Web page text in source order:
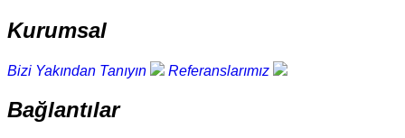
Kurumsal
Bizi Yakından Tanıyın Referanslarımız
Bağlantılar